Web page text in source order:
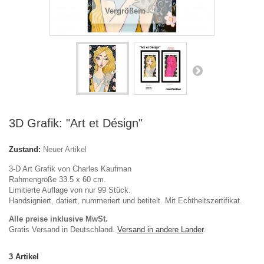
Vergrößern
3D Grafik: "Art et Désign"
Zustand: Neuer Artikel
3-D Art Grafik von Charles Kaufman
Rahmengröße 33.5 x 60 cm.
Limitierte Auflage von nur 99 Stück.
Handsigniert, datiert, nummeriert und betitelt. Mit Echtheitszertifikat.
Alle preise inklusive MwSt.
Gratis Versand in Deutschland. Versand in andere Lander.
3 Artikel